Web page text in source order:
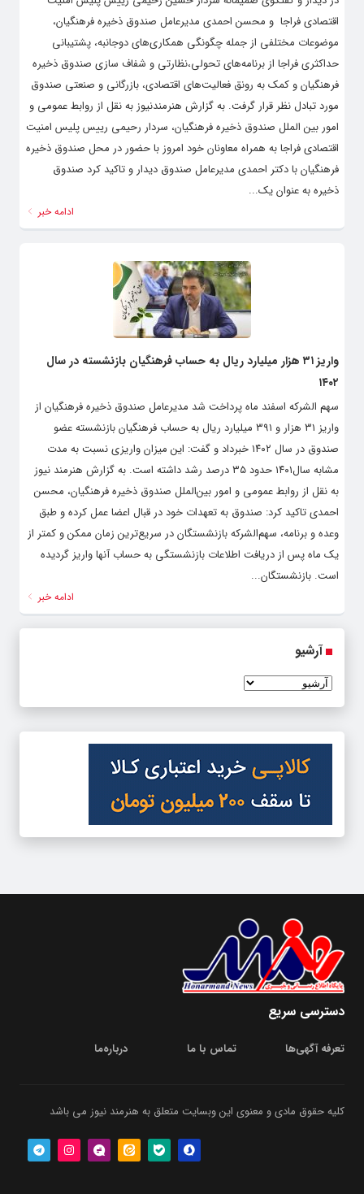
اقتصادی فراجا و محسن احمدی مدیرعامل صندوق ذخیره فرهنگیان،
موضوعات مختلفی از جمله چگونگی همکاری‌های دوجانبه، پشتیبانی
حداکثری فراجا از برنامه‌های تحولی،نظارتی و شفاف سازی صندوق ذخیره
فرهنگیان و کمک به رونق فعالیت‌های اقتصادی، بازرگانی و صنعتی صندوق
مورد تبادل نظر قرار گرفت. به گزارش هنرمندنیوز به نقل از روابط عمومی و
امور بین الملل صندوق ذخیره فرهنگیان، سردار رحیمی رییس پلیس امنیت
اقتصادی فراجا به همراه معاونان خود امروز با حضور در محل صندوق ذخیره
فرهنگیان با دکتر احمدی مدیرعامل صندوق دیدار و تاکید کرد صندوق
ذخیره به عنوان یک...
ادامه خبر
واریز ۳۱ هزار میلیارد ریال به حساب فرهنگیان بازنشسته در سال
۱۴۰۲
سهم الشرکه اسفند ماه پرداخت شد مدیرعامل صندوق ذخیره فرهنگیان از
واریز ۳۱ هزار و ۳۹۱ میلیارد ریال به حساب فرهنگیان بازنشسته عضو
صندوق در سال ۱۴۰۲ خبرداد و گفت: این میزان واریزی نسبت به مدت
مشابه سال۱۴۰۱ حدود ۳۵ درصد رشد داشته است. به گزارش هنرمند نیوز
به نقل از روابط عمومی و امور بین‌الملل صندوق ذخیره فرهنگیان، محسن
احمدی تاکید کرد: صندوق به تعهدات خود در قبال اعضا عمل کرده و طبق
وعده و برنامه، سهم‌الشرکه بازنشستگان در سریع‌ترین زمان ممکن و کمتر از
یک ماه پس از دریافت اطلاعات بازنشستگی به حساب آنها واریز گردیده
است. بازنشستگان...
ادامه خبر
آرشیو
دسترسی سریع
تعرفه آگهی‌ها تماس با ما درباره‌‌ما
کلیه حقوق مادی و معنوی این وبسایت متعلق به هنرمند نیوز می باشد